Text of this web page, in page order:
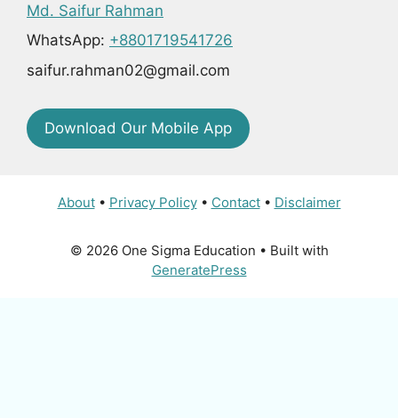
Md. Saifur Rahman
WhatsApp: +8801719541726
saifur.rahman02@gmail.com
Download Our Mobile App
About• Privacy Policy• Contact• Disclaimer
© 2026 One Sigma Education • Built with
GeneratePress